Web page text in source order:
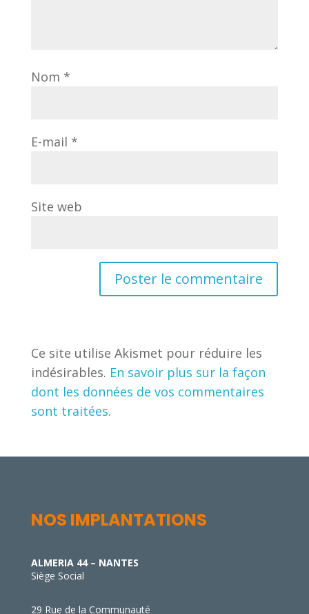
Nom *
E-mail *
Site web
Ce site utilise Akismet pour réduire les
indésirables. En savoir plus sur la façon
dont les données de vos commentaires
sont traitées.
NOS IMPLANTATIONS
ALMERIA 44 – NANTES
Siège Social
29 Rue de la Communauté